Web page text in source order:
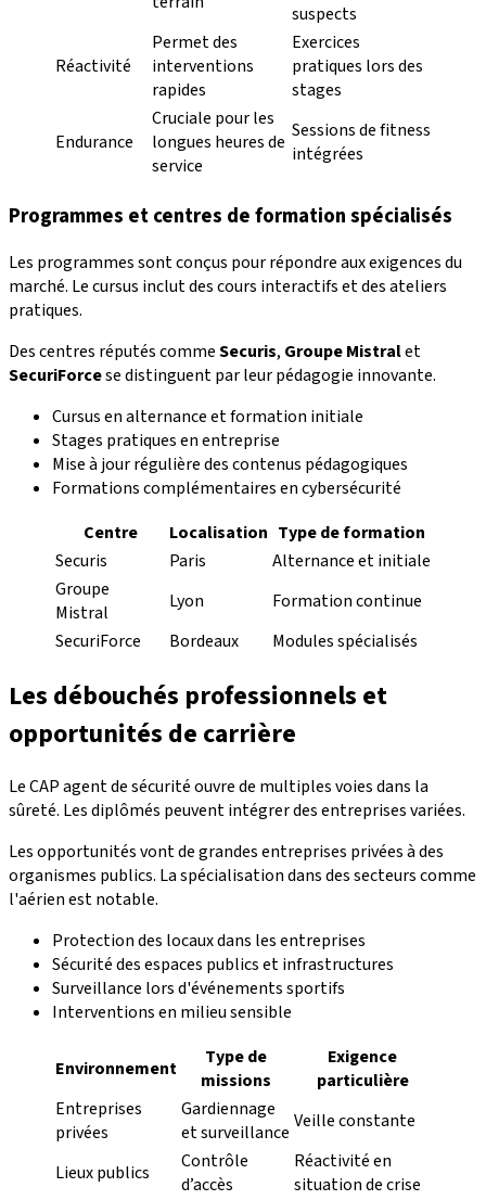
suspects
Réactivité
Permet des
interventions
rapides
Exercices
pratiques lors des
stages
Endurance
Cruciale pour les
longues heures de
service
Sessions de fitness
intégrées
Programmes et centres de formation spécialisés
Les programmes sont conçus pour répondre aux exigences du
marché. Le cursus inclut des cours interactifs et des ateliers
pratiques.
Des centres réputés commeSecuris, Groupe Mistralet
SecuriForcese distinguent par leur pédagogie innovante.
Cursus en alternance et formation initiale
Stages pratiques en entreprise
Mise à jour régulière des contenus pédagogiques
Formations complémentaires en cybersécurité
Centre
Localisation Type de formation
Securis
Paris
Alternance et initiale
Groupe
Mistral
Lyon
Formation continue
SecuriForce
Bordeaux Modules spécialisés
Les débouchés professionnels et
opportunités de carrière
Le CAP agent de sécurité ouvre de multiples voies dans la
sûreté. Les diplômés peuvent intégrer des entreprises variées.
Les opportunités vont de grandes entreprises privées à des
organismes publics. La spécialisation dans des secteurs comme
l'aérien est notable.
Protection des locaux dans les entreprises
Sécurité des espaces publics et infrastructures
Surveillance lors d'événements sportifs
Interventions en milieu sensible
Environnement
Type de
missions
Exigence
particulière
Entreprises
privées
Gardiennage
et surveillance Veille constante
Lieux publics
Contrôle
d’accès
Réactivité en
situation de crise